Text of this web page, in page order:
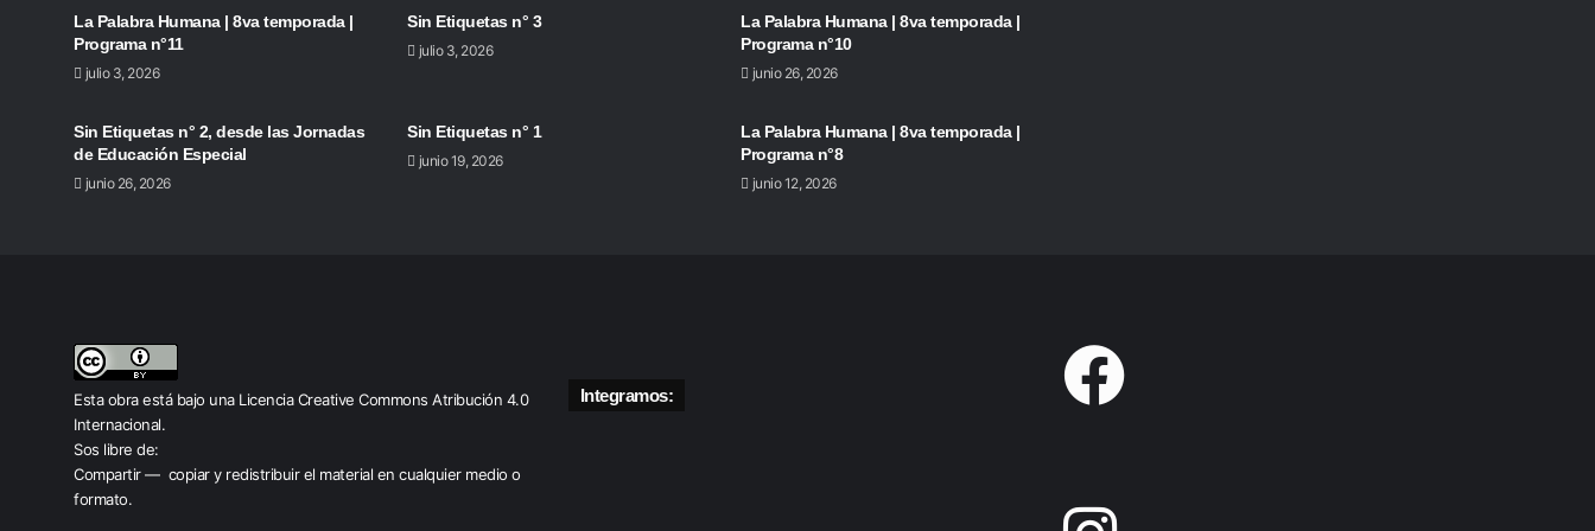
La Palabra Humana | 8va temporada |
Programa n°11
julio 3, 2026
Sin Etiquetas n° 3
julio 3, 2026
La Palabra Humana | 8va temporada |
Programa n°10
junio 26, 2026
Sin Etiquetas n° 2, desde las Jornadas
de Educación Especial
junio 26, 2026
Sin Etiquetas n° 1
junio 19, 2026
La Palabra Humana | 8va temporada |
Programa n°8
junio 12, 2026
Esta obra está bajo una Licencia Creative Commons Atribución 4.0
Internacional.
Sos libre de:
Compartir — copiar y redistribuir el material en cualquier medio o
formato.
Integramos: